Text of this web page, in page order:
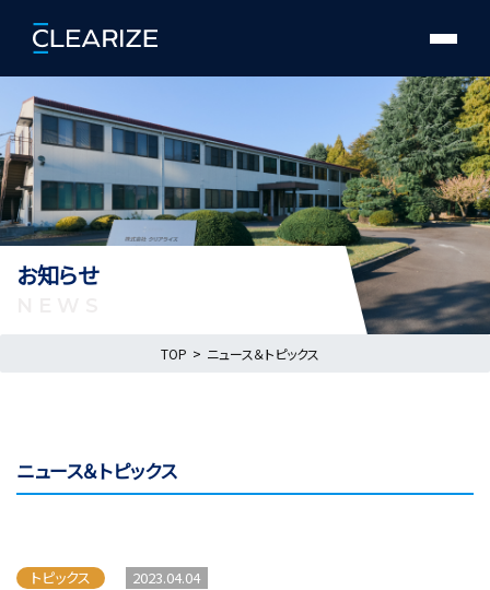
お知らせ
TOP ニュース＆トピックス
ニュース＆トピックス
トピックス 2023.04.04